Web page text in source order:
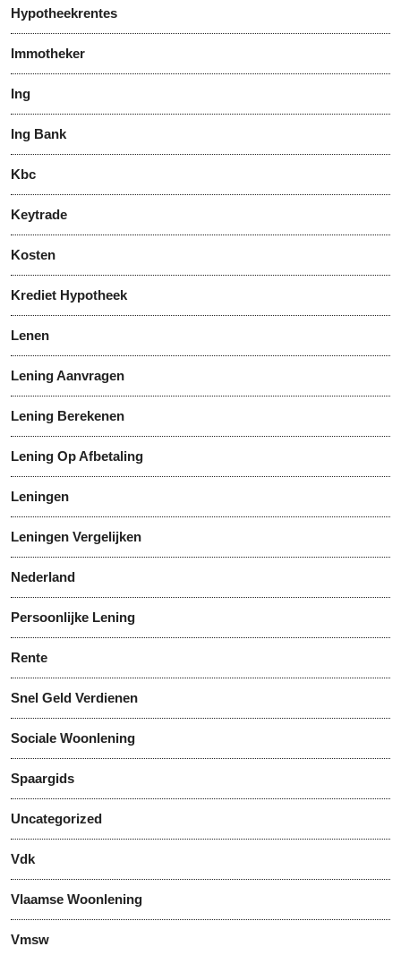
Hypotheekrentes
Immotheker
Ing
Ing Bank
Kbc
Keytrade
Kosten
Krediet Hypotheek
Lenen
Lening Aanvragen
Lening Berekenen
Lening Op Afbetaling
Leningen
Leningen Vergelijken
Nederland
Persoonlijke Lening
Rente
Snel Geld Verdienen
Sociale Woonlening
Spaargids
Uncategorized
Vdk
Vlaamse Woonlening
Vmsw